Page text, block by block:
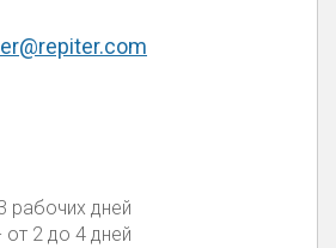
рабочих дней
от 2 до 4 дней